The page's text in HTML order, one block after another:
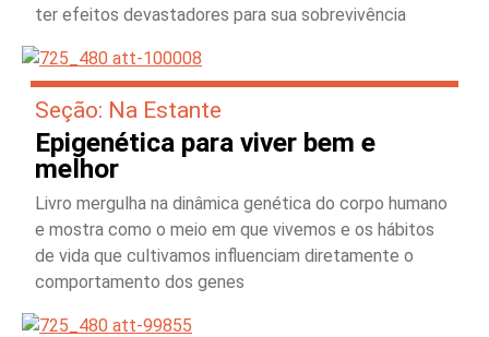
ter efeitos devastadores para sua sobrevivência
Seção: Na Estante
Epigenética para viver bem e
melhor
Livro mergulha na dinâmica genética do corpo humano
e mostra como o meio em que vivemos e os hábitos
de vida que cultivamos influenciam diretamente o
comportamento dos genes